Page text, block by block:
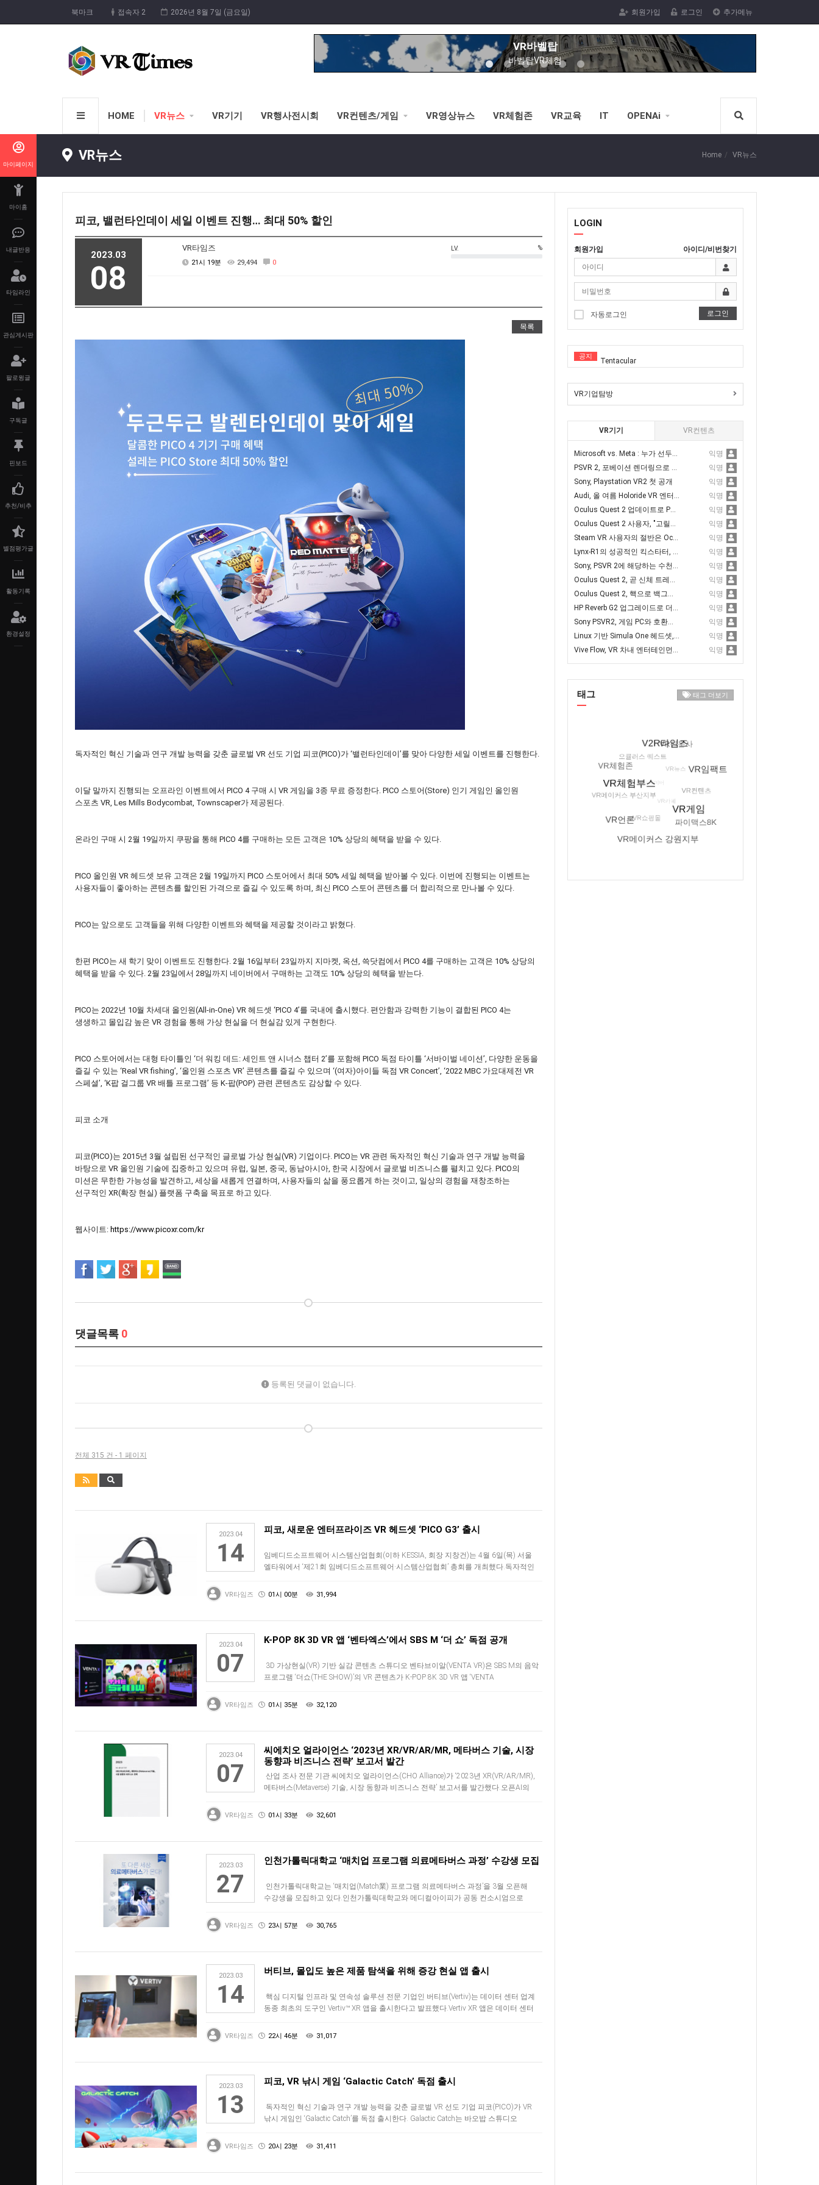
북마크 접속자 2 2026년 8월 7일 (금요일) 회원가입 로그인 추가메뉴
노아의방주&성막 VR체험
이제는 교회에서도 VR체험을
VR스키/서핑체험
VR로잉머신체험
VR스포츠-로잉머신 시뮬레이터로 VR노젓기 체험을(스코어계산)
3가지 타입별 VR승마체험가능(안전한 VR스포츠 승마체험가능)
바벨탑VR체험
노아의방주&성막 VR체험
이제는 교회에서도 VR체험을
시각장애 VR체험
황반변경,망막증,녹내장,백내장
VR스키/서핑체험
선수연습시뮬레이터로 VR체험을(스코어계산)
VR스포츠-로잉머신 시뮬레이터로 VR노젓기 체험을(스코어계산)
3가지 타입별 VR승마체험가능(안전한 VR스포츠 승마체험가능)
HOME VR뉴스 VR기기 VR행사전시회 VR컨텐츠/게임 VR영상뉴스 VR체험존 VR교육 IT OPENAi
VR뉴스 Home VR뉴스
피코, 밸런타인데이 세일 이벤트 진행… 최대 50% 할인
2023.03
08
VR타임즈
21시 19분 29,494 0
LV. %
목록
독자적인 혁신 기술과 연구 개발 능력을 갖춘 글로벌 VR 선도 기업 피코(PICO)가 ‘밸런타인데이’를 맞아 다양한 세일 이벤트를 진행한다.
이달 말까지 진행되는 오프라인 이벤트에서 PICO 4 구매 시 VR 게임을 3종 무료 증정한다. PICO 스토어(Store) 인기 게임인 올인원
스포츠 VR, Les Mills Bodycombat, Townscaper가 제공된다.
온라인 구매 시 2월 19일까지 쿠팡을 통해 PICO 4를 구매하는 모든 고객은 10% 상당의 혜택을 받을 수 있다.
PICO 올인원 VR 헤드셋 보유 고객은 2월 19일까지 PICO 스토어에서 최대 50% 세일 혜택을 받아볼 수 있다. 이번에 진행되는 이벤트는
사용자들이 좋아하는 콘텐츠를 할인된 가격으로 즐길 수 있도록 하며, 최신 PICO 스토어 콘텐츠를 더 합리적으로 만나볼 수 있다.
PICO는 앞으로도 고객들을 위해 다양한 이벤트와 혜택을 제공할 것이라고 밝혔다.
한편 PICO는 새 학기 맞이 이벤트도 진행한다. 2월 16일부터 23일까지 지마켓, 옥션, 쓱닷컴에서 PICO 4를 구매하는 고객은 10% 상당의
혜택을 받을 수 있다. 2월 23일에서 28일까지 네이버에서 구매하는 고객도 10% 상당의 혜택을 받는다.
PICO는 2022년 10월 차세대 올인원(All-in-One) VR 헤드셋 ‘PICO 4’를 국내에 출시했다. 편안함과 강력한 기능이 결합된 PICO 4는
생생하고 몰입감 높은 VR 경험을 통해 가상 현실을 더 현실감 있게 구현한다.
PICO 스토어에서는 대형 타이틀인 ‘더 워킹 데드: 세인트 앤 시너스 챕터 2’를 포함해 PICO 독점 타이틀 ‘서바이벌 네이션’, 다양한 운동을
즐길 수 있는 ‘Real VR fishing’, ‘올인원 스포츠 VR’ 콘텐츠를 즐길 수 있으며 ‘(여자)아이들 독점 VR Concert’, ‘2022 MBC 가요대제전 VR
스페셜’, ‘K팝 걸그룹 VR 배틀 프로그램’ 등 K-팝(POP) 관련 콘텐츠도 감상할 수 있다.
피코 소개
피코(PICO)는 2015년 3월 설립된 선구적인 글로벌 가상 현실(VR) 기업이다. PICO는 VR 관련 독자적인 혁신 기술과 연구 개발 능력을
바탕으로 VR 올인원 기술에 집중하고 있으며 유럽, 일본, 중국, 동남아시아, 한국 시장에서 글로벌 비즈니스를 펼치고 있다. PICO의
미션은 무한한 가능성을 발견하고, 세상을 새롭게 연결하며, 사용자들의 삶을 풍요롭게 하는 것이고, 일상의 경험을 재창조하는
선구적인 XR(확장 현실) 플랫폼 구축을 목표로 하고 있다.
웹사이트: https://www.picoxr.com/kr
댓글목록 0
등록된 댓글이 없습니다.
전체 315 건 - 1 페이지
2023.04
14
피코, 새로운 엔터프라이즈 VR 헤드셋 ‘PICO G3’ 출시
임베디드소프트웨어·시스템산업협회(이하 KESSIA, 회장 지창건)는 4월 6일(목) 서울
엘타워에서 ‘제21회 임베디드소프트웨어·시스템산업협회’ 총회를 개최했다.독자적인
VR타임즈 01시 00분 31,994
2023.04
07
K-POP 8K 3D VR 앱 ‘벤타엑스’에서 SBS M ‘더 쇼’ 독점 공개
3D 가상현실(VR) 기반 실감 콘텐츠 스튜디오 벤타브이알(VENTA VR)은 SBS M의 음악
프로그램 ‘더쇼(THE SHOW)’의 VR 콘텐츠가 K-POP 8K 3D VR 앱 ‘VENTA
VR타임즈 01시 35분 32,120
2023.04
07
씨에치오 얼라이언스 ‘2023년 XR/VR/AR/MR, 메타버스 기술, 시장
동향과 비즈니스 전략’ 보고서 발간
산업 조사 전문 기관 씨에치오 얼라이언스(CHO Alliance)가 ‘2023년 XR(VR/AR/MR),
메타버스(Metaverse) 기술, 시장 동향과 비즈니스 전략’ 보고서를 발간했다.오픈AI의
VR타임즈 01시 33분 32,601
2023.03
27
인천가톨릭대학교 ‘매치업 프로그램 의료메타버스 과정’ 수강생 모집
인천가톨릭대학교는 ‘매치업(Match業) 프로그램 의료메타버스 과정’을 3월 오픈해
수강생을 모집하고 있다.인천가톨릭대학교와 메디컬아이피가 공동 컨소시엄으로
단기직무능력…
VR타임즈 23시 57분 30,765
2023.03
14
버티브, 몰입도 높은 제품 탐색을 위해 증강 현실 앱 출시
핵심 디지털 인프라 및 연속성 솔루션 전문 기업인 버티브(Vertiv)는 데이터 센터 업계
동종 최초의 도구인 Vertiv™ XR 앱을 출시한다고 발표했다.Vertiv XR 앱은 데이터 센터
VR타임즈 22시 46분 31,017
2023.03
13
피코, VR 낚시 게임 ‘Galactic Catch’ 독점 출시
독자적인 혁신 기술과 연구 개발 능력을 갖춘 글로벌 VR 선도 기업 피코(PICO)가 VR
낚시 게임인 ‘Galactic Catch’를 독점 출시한다. Galactic Catch는 바오밥 스튜디오
VR타임즈 20시 23분 31,411
LOGIN
회원가입 아이디/비번찾기
자동로그인 로그인
공지 Tentacular
Startenders
Sword Reverie
Anshar Wars 2: Hyperdrive
Tentacular
Vermillion
Startenders
Sword Reverie
Anshar Wars 2: Hyperdrive
VR기업탐방
VR기기 VR컨텐츠
Microsoft vs. Meta : 누가 선두가 될 것인가?
익명
PSVR 2, 포베이션 렌더링으로 퍼포먼스 3.6배 향상
익명
Sony, Playstation VR2 첫 공개
익명
Audi, 올 여름 Holoride VR 엔터테인먼트 추가
익명
Oculus Quest 2 업데이트로 PC 에어링크 품질 향상
익명
Oculus Quest 2 사용자, "고릴라 팔 증후군" 주의
익명
Steam VR 사용자의 절반은 Oculus Quest2를 가지고 있다고 밝혀져
익명
Lynx-R1의 성공적인 킥스타터, 80만 달러 모금 달성
익명
Sony, PSVR 2에 해당하는 수천 개의 개발 키트 출하
익명
Oculus Quest 2, 곧 신체 트레킹 지원 추가
익명
Oculus Quest 2, 핵으로 백그라운드 Discords와 Spotify 앱 구동 가능
익명
HP Reverb G2 업그레이드로 더 나은 트래킹과 새로운 얼굴 개스킷 추가
익명
Sony PSVR2, 게임 PC와 호환되도록 하는 것이 유리
익명
Linux 기반 Simula One 헤드셋, 사전 예약 오픈
익명
Vive Flow, VR 차내 엔터테인먼트에서 홀로라이드와 제휴
익명
태그 태그 더보기
마이페이지
마이홈
내글반응
타임라인
관심게시판
팔로윙글
구독글
핀보드
추천/비추
별점평가글
활동기록
환경설정